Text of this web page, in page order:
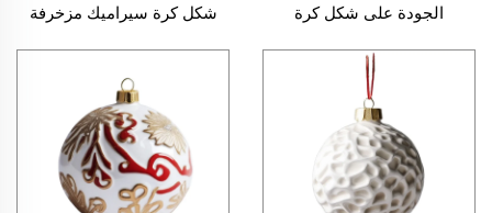
الجودة على شكل كرة
الكريسماس
شكل كرة سيراميك مزخرفة